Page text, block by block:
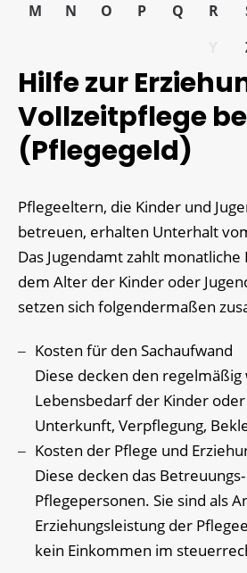
M
N O P Q R
Hilfe zur
Vollzeitpflege
(Pflegegeld)
Pflegeeltern, die Kinder und
betreuen, erhalten Unterhalt
Das Jugendamt zahlt
dem Alter der Kinder oder
setzen sich folgendermaßen
Kosten für den Sachaufwand
Diese decken den
Lebensbedarf der Kinder
Unterkunft, Verpflegung,
Kosten der Pflege und
Diese decken das
Pflegepersonen. Sie sind als
Erziehungsleistung der
kein Einkommen im